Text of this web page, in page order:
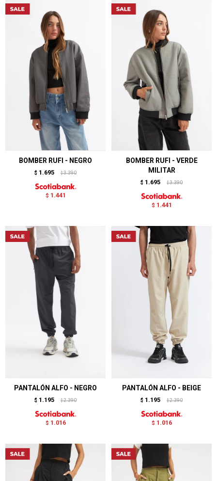
BOMBER RUFI - NEGRO
$ 1.695 $ 3.390
$ 1.441
BOMBER RUFI - VERDE
MILITAR
$ 1.695 $ 3.390
$ 1.441
PANTALÓN ALFO - NEGRO
$ 1.195 $ 2.390
$ 1.016
PANTALÓN ALFO - BEIGE
$ 1.195 $ 2.390
$ 1.016